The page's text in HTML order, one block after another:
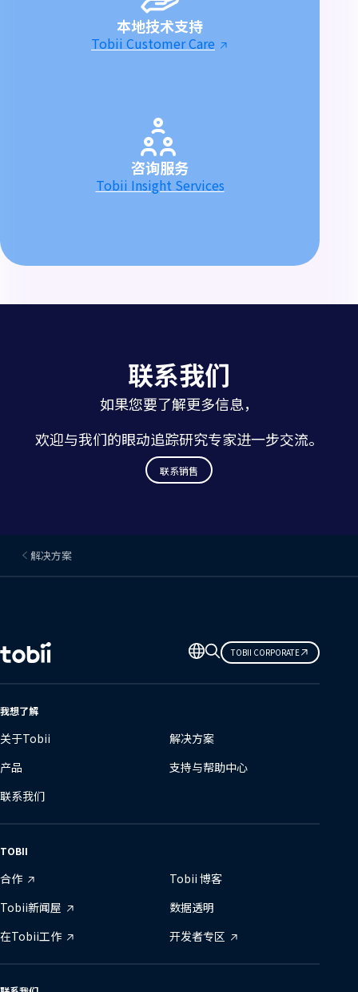
本地技术支持
Tobii Customer Care
咨询服务
Tobii Insight Services
联系我们
如果您要了解更多信息，
欢迎与我们的眼动追踪研究专家进一步交流。
联系销售
解决方案
更
改
语
TOBII CORPORATE
我想了解
关于Tobii
解决方案
产品
支持与帮助中心
联系我们
TOBII
合作
Tobii 博客
Tobii新闻屋
数据透明
在Tobii工作
开发者专区